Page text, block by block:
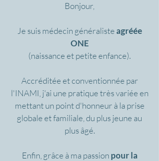
Bonjour,
Je suis médecin généralisteagréée
ONE
(naissance et petite enfance).
Accréditée et conventionnée par
l'INAMI, j'ai une pratique très variée en
mettant un point d'honneur à la prise
globale et familiale, du plus jeune au
plus âgé.
Enfin, grâce à ma passion pour la